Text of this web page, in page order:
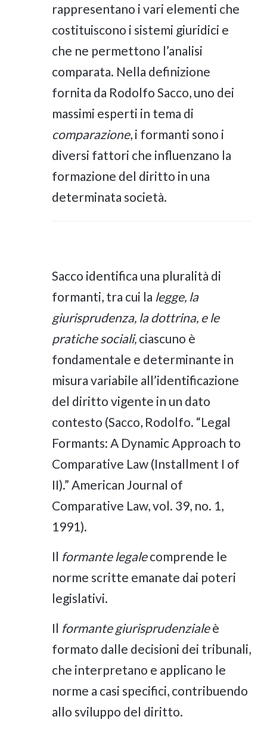
rappresentano i vari elementi che
costituiscono i sistemi giuridici e
che ne permettono l’analisi
comparata. Nella definizione
fornita da Rodolfo Sacco, uno dei
massimi esperti in tema di
comparazione, i formanti sono i
diversi fattori che influenzano la
formazione del diritto in una
determinata società.
Sacco identifica una pluralità di
formanti, tra cui la legge, la
giurisprudenza, la dottrina, e le
pratiche sociali, ciascuno è
fondamentale e determinante in
misura variabile all’identificazione
del diritto vigente in un dato
contesto (Sacco, Rodolfo. “Legal
Formants: A Dynamic Approach to
Comparative Law (Installment I of
II).” American Journal of
Comparative Law, vol. 39, no. 1,
1991).
Il formante legalecomprende le
norme scritte emanate dai poteri
legislativi.
Il formante giurisprudenzialeè
formato dalle decisioni dei tribunali,
che interpretano e applicano le
norme a casi specifici, contribuendo
allo sviluppo del diritto.